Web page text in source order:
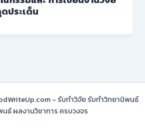
ประเด็น
- รับทำวิจัย รับทำวิทยานิพนธ์
ธ์ ผลงานวิชาการ ครบวงจร